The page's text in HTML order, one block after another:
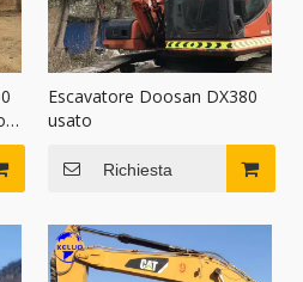
Escavatore Doosan DX380
usato
Richiesta